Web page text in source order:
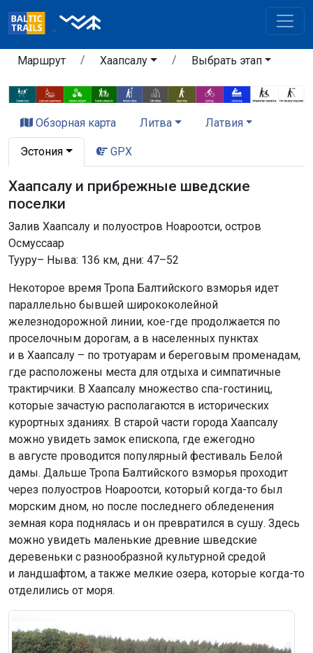
Маршрут Хаапсалу Выбрать этап
Обзорная карта Литва Латвия
Эстония GPX
Хаапсалу и прибрежные шведские
поселки
Залив Хаапсалу и полуостров Ноароотси, остров
Осмуссаар
Tyyрy– Ныва: 136 км, дни: 47–52
Некоторое время Тропа Балтийского взморья идет
параллельно бывшей ширококолейной
железнодорожной линии, кое-где продолжается по
проселочным дорогам, а в населенных пунктах
и в Хаапсалу – по тротуарам и береговым променадам,
где расположены места для отдыха и симпатичные
трактирчики. В Хаапсалу множество спа-гостиниц,
которые зачастую располагаются в исторических
курортных зданиях. В старой части города Хаапсалу
можно увидеть замок епископа, где ежегодно
в августе проводится популярный фестиваль Белой
дамы. Дальше Тропа Балтийского взморья проходит
через полуостров Ноароотси, который когда-то был
морским дном, но после последнего обледенения
земная кора поднялась и он превратился в сушу. Здесь
можно увидеть маленькие древние шведские
деревеньки с разнообразной культурной средой
и ландшафтом, а также мелкие озера, которые когда-то
отделились от моря.